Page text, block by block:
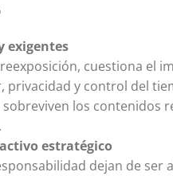
exigentes
cuestiona el
y control del
sobreviven los contenidos
estratégico
dejan de ser